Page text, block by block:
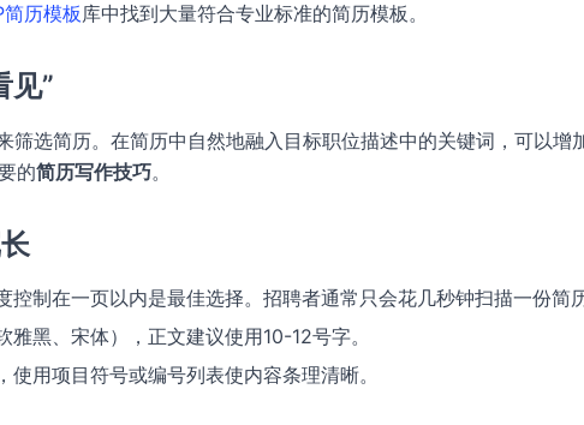
简历模板 库中找到大量符合专业标准的简历模板。
见”
筛选简历。在简历中自然地融入目标职位描述中的关键词，可以增
的简历写作技巧。
控制在一页以内是最佳选择。招聘者通常只会花几秒钟扫描一份简历
雅黑、宋体），正文建议使用10-12号字。
用项目符号或编号列表使内容条理清晰。